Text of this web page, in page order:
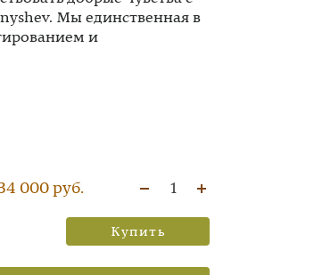
Мы единственная в
и
000 руб. 1
Купить